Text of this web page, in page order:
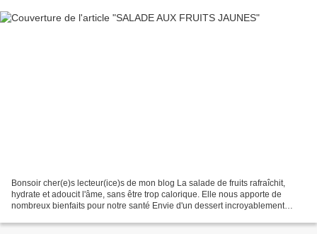
Bonsoir cher(e)s lecteur(ice)s de mon blog La salade de fruits rafraîchit,
hydrate et adoucit l'âme, sans être trop calorique. Elle nous apporte de
nombreux bienfaits pour notre santé Envie d'un dessert incroyablement